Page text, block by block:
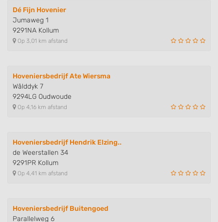
Dé Fijn Hovenier
Jumaweg 1
9291NA Kollum
Op 3,01 km afstand
Hoveniersbedrijf Ate Wiersma
Wâlddyk 7
9294LG Oudwoude
Op 4,16 km afstand
Hoveniersbedrijf Hendrik Elzing..
de Weerstallen 34
9291PR Kollum
Op 4,41 km afstand
Hoveniersbedrijf Buitengoed
Parallelweg 6